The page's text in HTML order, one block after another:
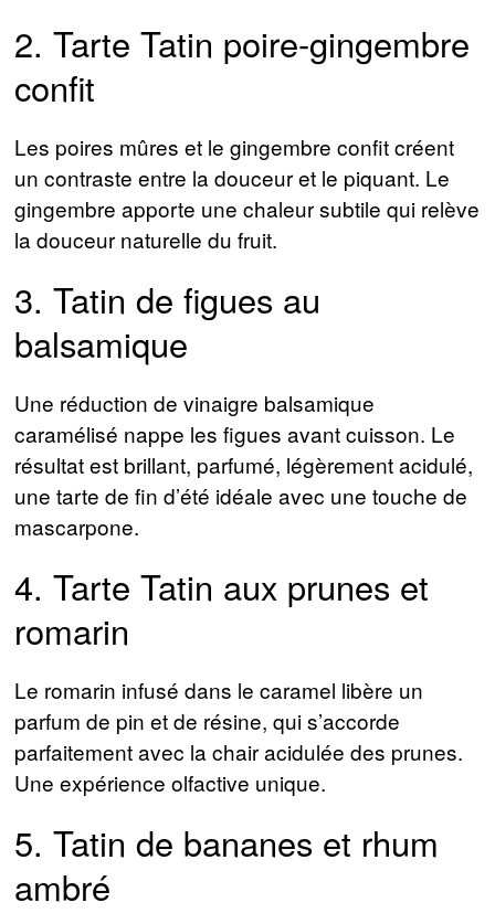
2. Tarte Tatin poire-gingembre
confit
Les poires mûres et le gingembre confit créent
un contraste entre la douceur et le piquant. Le
gingembre apporte une chaleur subtile qui relève
la douceur naturelle du fruit.
3. Tatin de figues au
balsamique
Une réduction de vinaigre balsamique
caramélisé nappe les figues avant cuisson. Le
résultat est brillant, parfumé, légèrement acidulé,
une tarte de fin d’été idéale avec une touche de
mascarpone.
4. Tarte Tatin aux prunes et
romarin
Le romarin infusé dans le caramel libère un
parfum de pin et de résine, qui s’accorde
parfaitement avec la chair acidulée des prunes.
Une expérience olfactive unique.
5. Tatin de bananes et rhum
ambré